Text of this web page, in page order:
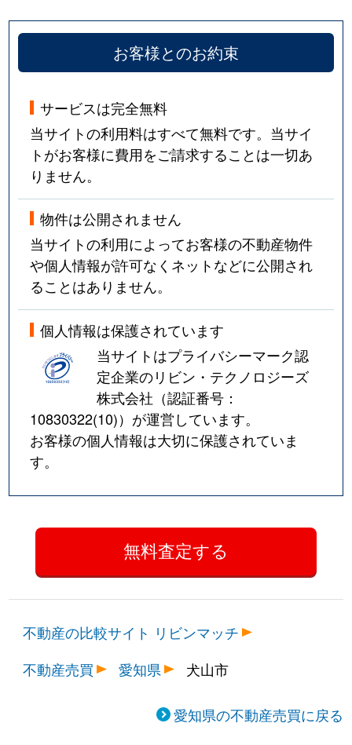
お客様とのお約束
サービスは完全無料
当サイトの利用料はすべて無料です。当サイ
トがお客様に費用をご請求することは一切あ
りません。
物件は公開されません
当サイトの利用によってお客様の不動産物件
や個人情報が許可なくネットなどに公開され
ることはありません。
個人情報は保護されています
当サイトはプライバシーマーク認
定企業のリビン・テクノロジーズ
株式会社（認証番号：
10830322(10)）が運営しています。
お客様の個人情報は大切に保護されていま
す。
不動産の比較サイト リビンマッチ
不動産売買
愛知県 犬山市
愛知県の不動産売買に戻る